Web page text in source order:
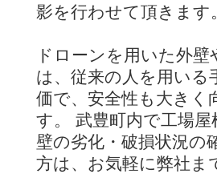
影を行わせて頂きます
ドローンを用いた外壁
は、従来の人を用いる
価で、安全性も大きく
す。 武豊町内で工場
壁の劣化・破損状況の
方は、お気軽に弊社ま